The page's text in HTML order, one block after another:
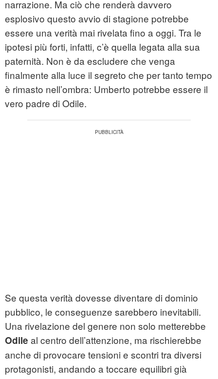
narrazione. Ma ciò che renderà davvero
esplosivo questo avvio di stagione potrebbe
essere una verità mai rivelata fino a oggi. Tra le
ipotesi più forti, infatti, c’è quella legata alla sua
paternità. Non è da escludere che venga
finalmente alla luce il segreto che per tanto tempo
è rimasto nell’ombra: Umberto potrebbe essere il
vero padre di Odile.
Se questa verità dovesse diventare di dominio
pubblico, le conseguenze sarebbero inevitabili.
Una rivelazione del genere non solo metterebbe
Odile al centro dell’attenzione, ma rischierebbe
anche di provocare tensioni e scontri tra diversi
protagonisti, andando a toccare equilibri già